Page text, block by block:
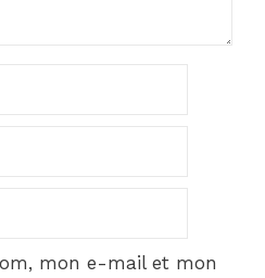
mon e-mail et mon